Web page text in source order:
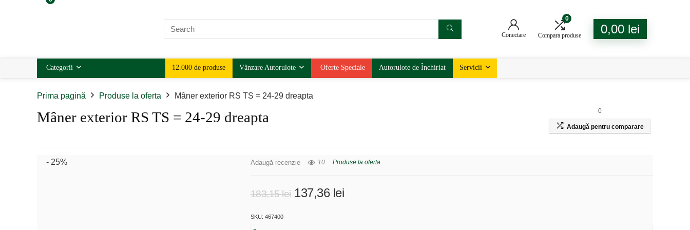
Conectare
0
Compara produse 0,00 lei
Categorii 12.000 de produse Vânzare Autorulote Oferte Speciale Autorulote de Închiriat Servicii
Prima pagină Produse la oferta Mâner exterior RS TS = 24-29 dreapta
Mâner exterior RS TS = 24-29 dreapta 0
Adaugă pentru comparare
- 25% Adaugă recenzie 10 Produse la oferta
183,15lei Prețul
137,36 leiPrețul
SKU: 467400